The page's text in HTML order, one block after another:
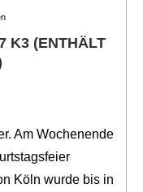
K3 (ENTHÄLT
Am Wochenende
Köln wurde bis in